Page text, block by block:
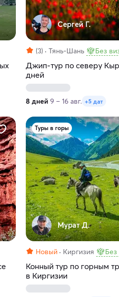
Сергей Г.
(3) Тянь-Шань Без
Джип-тур по северу
дней
8 дней 9 – 16 авг. +5 дат
Туры в горы
Мурат Д.
Новый Киргизия Без
Конный тур по горным
в Киргизии